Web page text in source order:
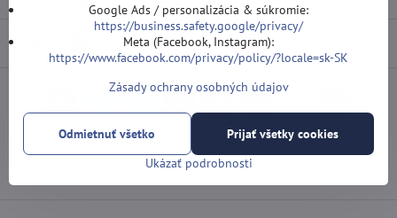
Diskusia
Predchádzajúci produkt
Google Ads / personalizácia & súkromie:
https://business.safety.google/privacy/
Meta (Facebook, Instagram):
https://www.facebook.com/privacy/policy/?locale=sk-SK
Zásady ochrany osobných údajov
Ukázať podrobnosti
Prijať všetky cookies
Odmietnuť všetko